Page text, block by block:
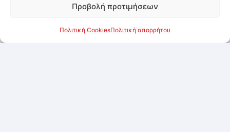
Προβολή προτιμήσεων
Πολιτική CookiesΠολιτική απορρήτου